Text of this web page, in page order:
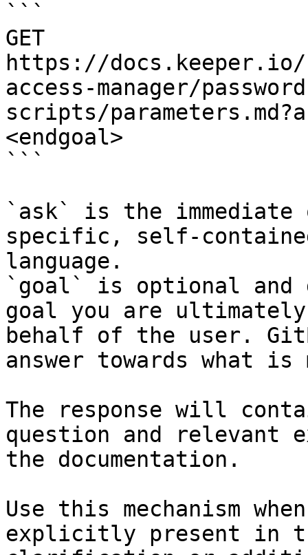
```
GET
https://
access-manager/
scripts/
<endgoal>
```
`ask` is the
specific, self-
language.
`goal` is optional and
goal you are
behalf of the user.
answer towards what
The response will
question and relevant
the documentation.
Use this mechanism
explicitly present in